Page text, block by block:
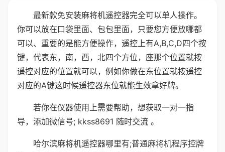
最新款免安装麻将机遥控器完全可以单人操作。
你可以放在口袋里面、包包里面，只要您方便放哪都
可以、重要的是能方便操作，遥控上有A,B,C,D四个按
键，代表东，南，西，北四个方位，座那个位置就按
遥控对应的位置就可以，例如你做在东位置就按遥控
对应的A键这时候遥控器东位就能生效拿好牌。
若你在仪器使用上需要帮助，想获取一对一指
导，添加微信号; kkss8691 随时交流 。
哈尔滨麻将机遥控器哪里有;普通麻将机程序控牌